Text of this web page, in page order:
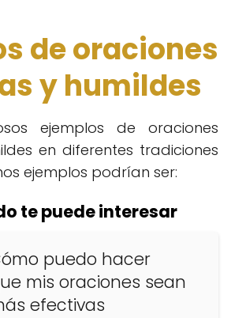
de oraciones
y humildes
ejemplos de oraciones
en diferentes tradiciones
ejemplos podrían ser:
te puede interesar
puedo hacer
mis oraciones sean
efectivas